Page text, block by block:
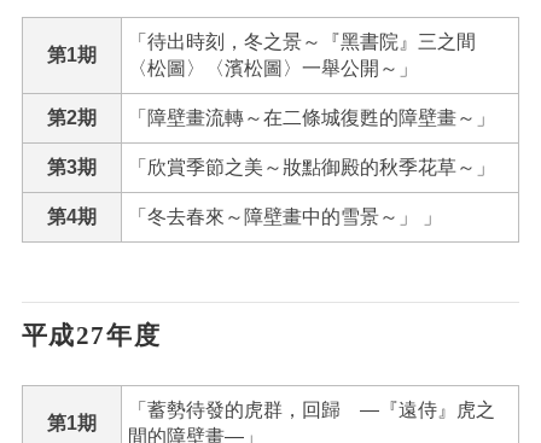
第1期
「待出時刻，冬之景～『黑書院』三之間
〈松圖〉〈濱松圖〉一舉公開～」
第2期 「障壁畫流轉～在二條城復甦的障壁畫～」
第3期 「欣賞季節之美～妝點御殿的秋季花草～」
第4期 「冬去春來～障壁畫中的雪景～」 」
平成27年度
第1期
「蓄勢待發的虎群，回歸 ―『遠侍』虎之
間的障壁畫―」